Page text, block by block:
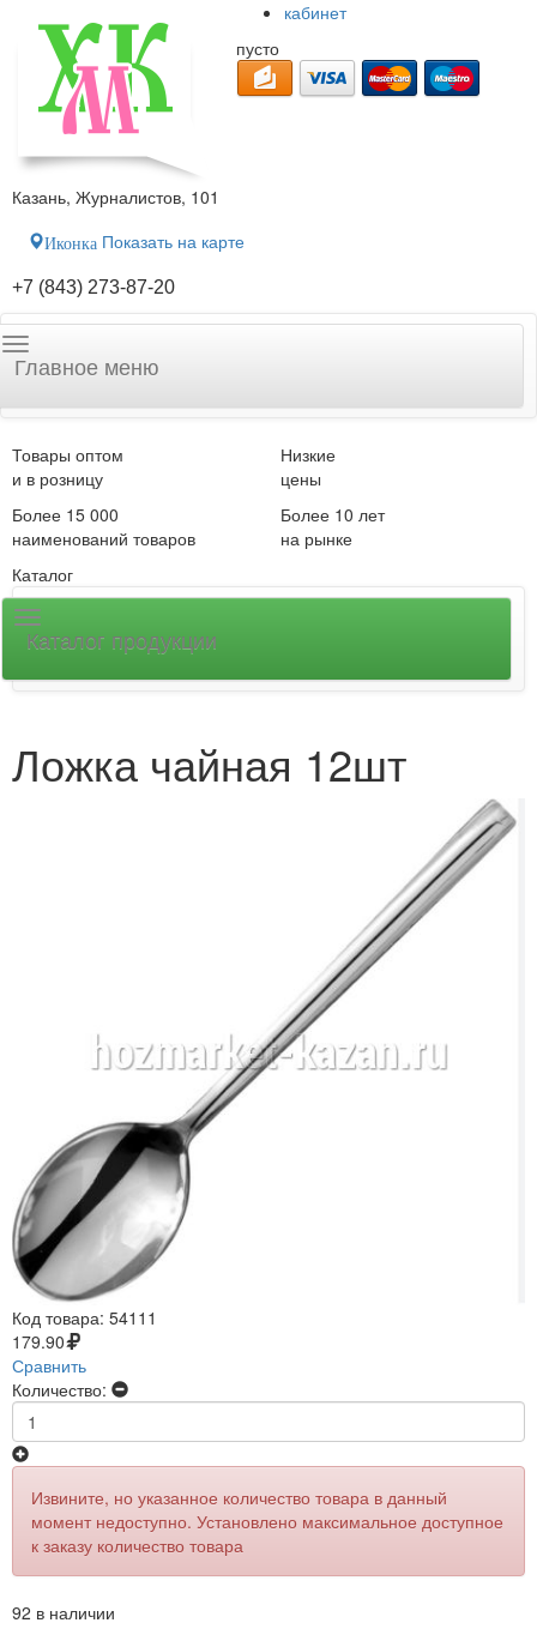
кабинет
пусто
Казань, Журналистов, 101
Иконка Показать на карте
+7 (843) 273-87-20
Главное меню
Товары оптом
и в розницу
Низкие
цены
Более 15 000
наименований товаров
Более 10 лет
на рынке
Каталог
Каталог продукции
Ложка чайная 12шт
Код товара: 54111
179.90
Сравнить
Количество:
Извините, но указанное количество товара в данный
момент недоступно. Установлено максимальное доступное
к заказу количество товара
92 в наличии